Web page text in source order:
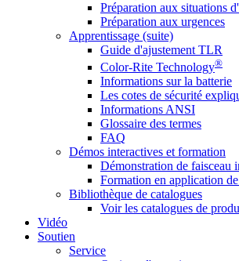
Préparation aux situations
Préparation aux urgences
Apprentissage (suite)
Guide d'ajustement TLR
Color-Rite Technology®
Informations sur la batterie
Les cotes de sécurité
Informations ANSI
Glossaire des termes
FAQ
Démos interactives et formation
Démonstration de faisceau
Formation en application
Bibliothèque de catalogues
Voir les catalogues de
Vidéo
Soutien
Service